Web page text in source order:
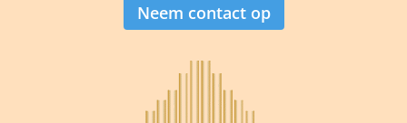
Neem contact op